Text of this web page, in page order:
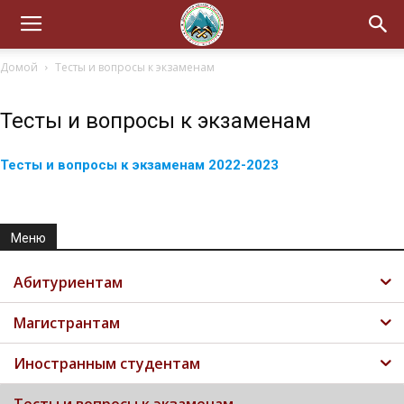
Домой Тесты и вопросы к экзаменам
Тесты и вопросы к экзаменам
Тесты и вопросы к экзаменам 2022-2023
Меню
Абитуриентам
Магистрантам
Иностранным студентам